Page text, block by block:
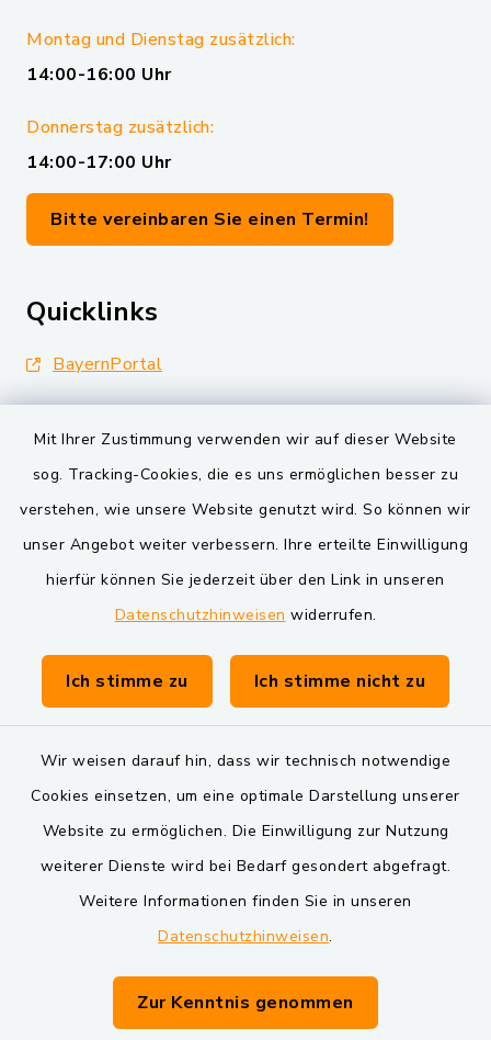
Mit Ihrer Zustimmung verwenden wir auf dieser Website
sog. Tracking-Cookies, die es uns ermöglichen besser zu
verstehen, wie unsere Website genutzt wird. So können wir
unser Angebot weiter verbessern. Ihre erteilte Einwilligung
hierfür können Sie jederzeit über den Link in unseren
Datenschutzhinweisen widerrufen.
Ich stimme zu Ich stimme nicht zu
Wir weisen darauf hin, dass wir technisch notwendige
Cookies einsetzen, um eine optimale Darstellung unserer
Website zu ermöglichen. Die Einwilligung zur Nutzung
weiterer Dienste wird bei Bedarf gesondert abgefragt.
Weitere Informationen finden Sie in unseren
Datenschutzhinweisen.
Zur Kenntnis genommen
Montag und Dienstag zusätzlich:
14:00-16:00 Uhr
Donnerstag zusätzlich:
14:00-17:00 Uhr
Bitte vereinbaren Sie einen Termin!
Quicklinks
BayernPortal
Landkreis Schwandorf
VG und Gemeinden
Markt Schwarzenfeld
Gemeinde Schwarzach bei Nabburg
Verwaltungsgemeinschaft Schwarzenfeld
Barrierefreiheit
Impressum